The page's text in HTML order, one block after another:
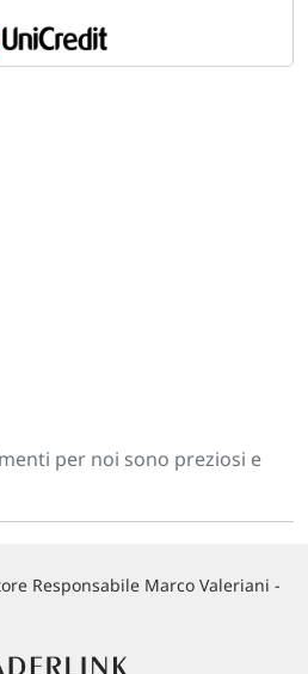
per noi sono preziosi e
Responsabile Marco Valeriani -